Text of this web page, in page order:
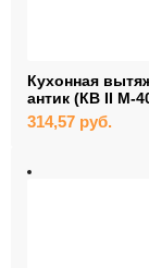
Кухонная
антик (КВ II М-
314,57 руб.